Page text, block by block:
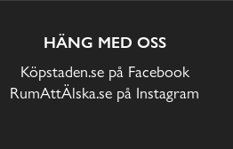
HÄNG MED OSS
Köpstaden.se på Facebook
RumAttÄlska.se på Instagram